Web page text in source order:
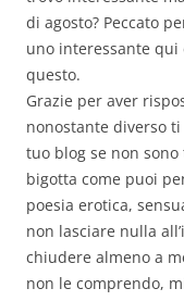
di agosto? Peccato
uno interessante qui
questo.
Grazie per aver
nonostante diverso
tuo blog se non
bigotta come puoi
poesia erotica,
non lasciare nulla
chiudere almeno a
non le comprendo,